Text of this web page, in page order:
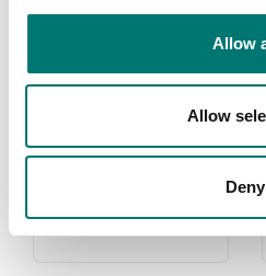
Allow
Allow
Deny
PRODUKTER